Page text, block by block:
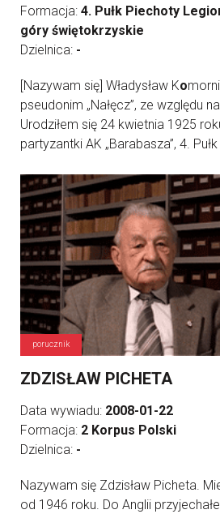
Formacja: 4. Pułk Piechoty
góry świętokrzyskie
Dzielnica: -
[Nazywam się] Władysław Ko
pseudonim „Nałęcz”, ze względu
Urodziłem się 24 kwietnia 1925
partyzantki AK „Barabasza”, 4.
porucznik
ZDZISŁAW PICHETA
Data wywiadu: 2008-01-22
Formacja: 2 Korpus Polski
Dzielnica: -
Nazywam się Zdzisław Picheta.
od 1946 roku. Do Anglii